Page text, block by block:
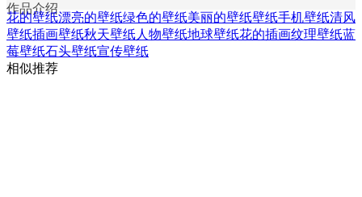
作品介绍
花的壁纸漂亮的壁纸绿色的壁纸美丽的壁纸壁纸手机壁纸清风
壁纸插画壁纸秋天壁纸人物壁纸地球壁纸花的插画纹理壁纸蓝
莓壁纸石头壁纸宣传壁纸
相似推荐